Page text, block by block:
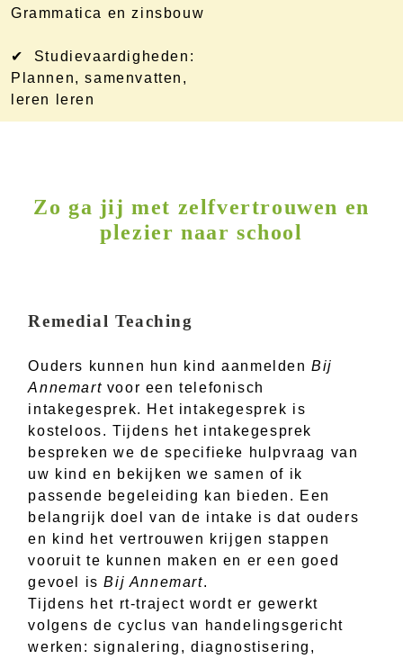
Grammatica en zinsbouw
✔ Studievaardigheden:
Plannen, samenvatten,
leren leren
Zo ga jij met zelfvertrouwen en
plezier naar school
Remedial Teaching
Ouders kunnen hun kind aanmeldenBij
Annemart voor een telefonisch
intakegesprek. Het intakegesprek is
kosteloos. Tijdens het intakegesprek
bespreken we de specifieke hulpvraag van
uw kind en bekijken we samen of ik
passende begeleiding kan bieden. Een
belangrijk doel van de intake is dat ouders
en kind het vertrouwen krijgen stappen
vooruit te kunnen maken en er een goed
gevoel isBij Annemart.
Tijdens het rt-traject wordt er gewerkt
volgens de cyclus van handelingsgericht
werken: signalering, diagnostisering,